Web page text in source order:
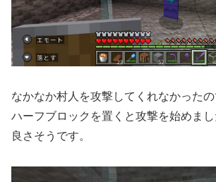
なかなか村人を攻撃してくれなかった
ハーフブロックを置くと攻撃を始めま
良さそうです。